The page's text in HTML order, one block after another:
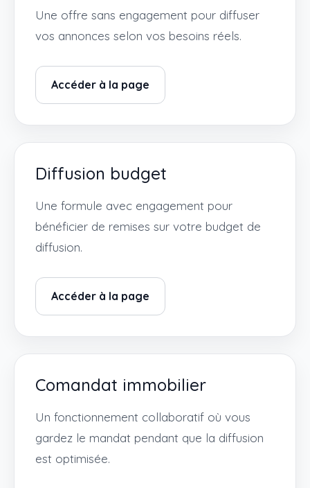
Une offre sans engagement pour diffuser
vos annonces selon vos besoins réels.
Accéder à la page
Diffusion budget
Une formule avec engagement pour
bénéficier de remises sur votre budget de
diffusion.
Accéder à la page
Comandat immobilier
Un fonctionnement collaboratif où vous
gardez le mandat pendant que la diffusion
est optimisée.